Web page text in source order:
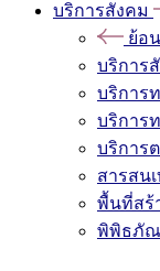
บริการสังคม
ย้อ
บริการ
บริการ
บริการ
บริการ
สารสน
พื้นที่สร้
พิพิธภั